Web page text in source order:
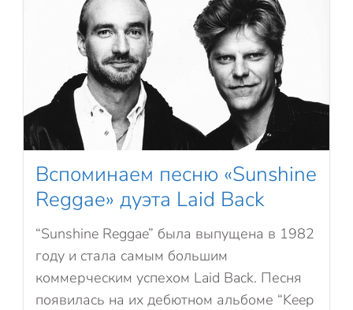
Вспоминаем песню «Sunshine
Reggae» дуэта Laid Back
“Sunshine Reggae” была выпущена в 1982
году и стала самым большим
коммерческим успехом Laid Back. Песня
появилась на их дебютном альбоме “Keep